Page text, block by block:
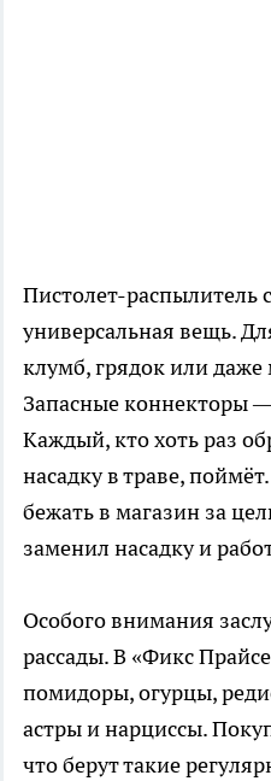
Пистолет-
универсальная вещь.
клумб, грядок или
Запасные коннекторы
Каждый, кто хоть раз
насадку в траве,
бежать в магазин за
заменил насадку и
Особого внимания
рассады. В «Фикс
помидоры, огурцы,
астры и нарциссы.
что берут такие